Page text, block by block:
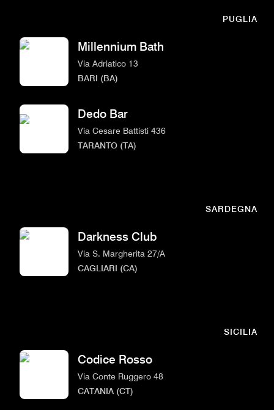
PUGLIA
Millennium Bath
Via Adriatico 13
BARI (BA)
Dedo Bar
Via Cesare Battisti 436
TARANTO (TA)
SARDEGNA
Darkness Club
Via S. Margherita 27/A
CAGLIARI (CA)
SICILIA
Codice Rosso
Via Conte Ruggero 48
CATANIA (CT)